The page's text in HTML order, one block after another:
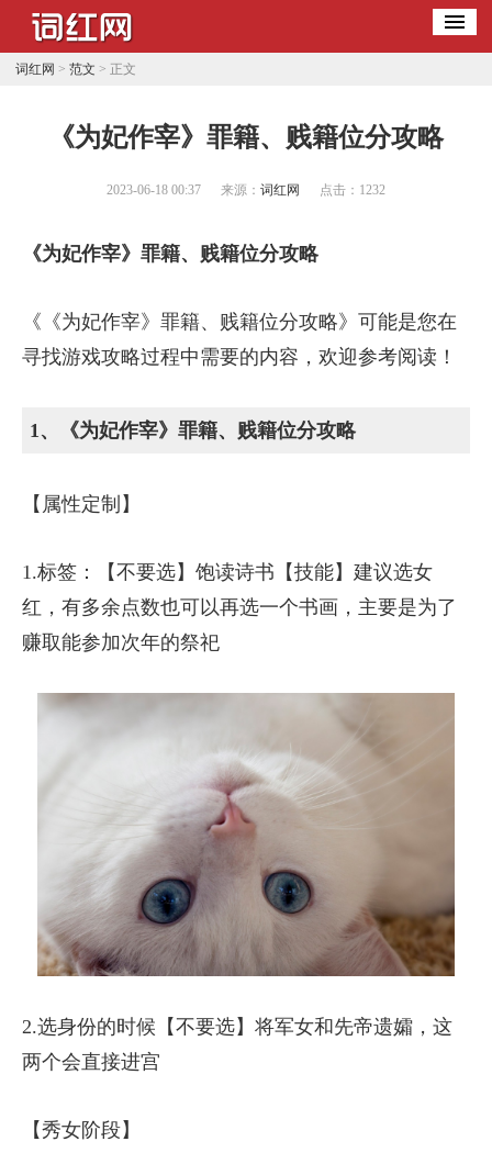
词红网 > 范文 > 正文
​《为妃作宰》罪籍、贱籍位分攻略
2023-06-18 00:37 来源： 词红网 点击： 1232
《为妃作宰》罪籍、贱籍位分攻略
《《为妃作宰》罪籍、贱籍位分攻略》可能是您在
寻找游戏攻略过程中需要的内容，欢迎参考阅读！
1、《为妃作宰》罪籍、贱籍位分攻略
【属性定制】
1.标签：【不要选】饱读诗书【技能】建议选女
红，有多余点数也可以再选一个书画，主要是为了
赚取能参加次年的祭祀
2.选身份的时候【不要选】将军女和先帝遗孀，这
两个会直接进宫
【秀女阶段】